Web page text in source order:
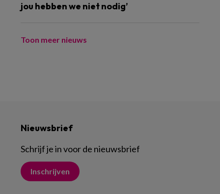
jou hebben we niet nodig’
Toon meer nieuws
Nieuwsbrief
Schrijf je in voor de nieuwsbrief
Inschrijven